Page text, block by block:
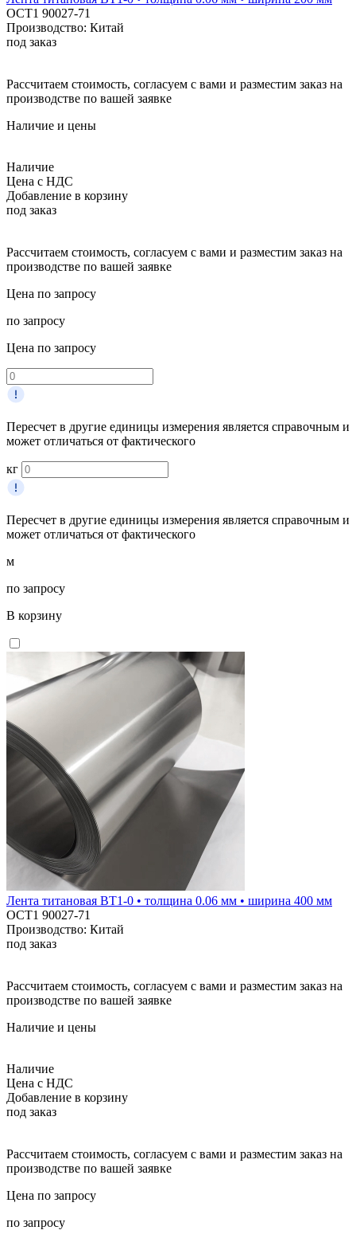
ОСТ1 90027-71
Производство: Китай
под заказ
Рассчитаем стоимость, согласуем с вами и разместим заказ на
производстве по вашей заявке
Наличие и цены
Наличие
Цена с НДС
Добавление в корзину
под заказ
Рассчитаем стоимость, согласуем с вами и разместим заказ на
производстве по вашей заявке
Цена по запросу
по запросу
Цена по запросу
Пересчет в другие единицы измерения является справочным и
может отличаться от фактического
кг
Пересчет в другие единицы измерения является справочным и
может отличаться от фактического
м
по запросу
В корзину
Лента титановая ВТ1-0 • толщина 0.06 мм • ширина 400 мм
ОСТ1 90027-71
Производство: Китай
под заказ
Рассчитаем стоимость, согласуем с вами и разместим заказ на
производстве по вашей заявке
Наличие и цены
Наличие
Цена с НДС
Добавление в корзину
под заказ
Рассчитаем стоимость, согласуем с вами и разместим заказ на
производстве по вашей заявке
Цена по запросу
по запросу